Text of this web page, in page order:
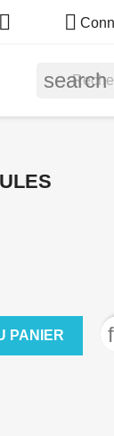

search
PANIER